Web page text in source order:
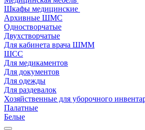
Шкафы медицинские
Архивные ШМС
Одностворчатые
Двухстворчатые
Для кабинета врача ШММ
ШСС
Для медикаментов
Для документов
Для одежды
Для раздевалок
Хозяйственные для уборочного
Палатные
Белые